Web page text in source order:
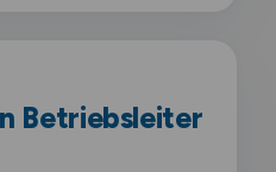
Betriebsleiter